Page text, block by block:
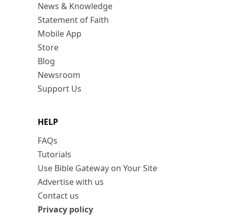
News & Knowledge
Statement of Faith
Mobile App
Store
Blog
Newsroom
Support Us
HELP
FAQs
Tutorials
Use Bible Gateway on Your Site
Advertise with us
Contact us
Privacy policy